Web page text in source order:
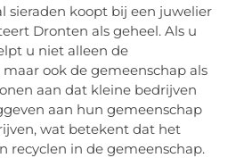
sieraden koopt bij een juwelier
Dronten als geheel. Als u
u niet alleen de
ook de gemeenschap als
aan dat kleine bedrijven
aan hun gemeenschap
wat betekent dat het
recyclen in de gemeenschap.